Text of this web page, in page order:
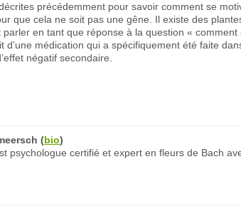
précédemment pour savoir comment se
que cela ne soit pas une gêne. Il existe des
en tant que réponse à la question «
d’une médication qui a spécifiquement été faite
négatif secondaire.
(bio)
psychologue certifié et expert en fleurs de Bach